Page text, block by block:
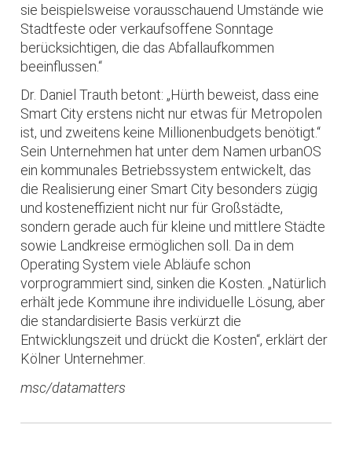
sie beispielsweise vorausschauend Umstände wie
Stadtfeste oder verkaufsoffene Sonntage
berücksichtigen, die das Abfallaufkommen
beeinflussen.“
Dr. Daniel Trauth betont: „Hürth beweist, dass eine
Smart City erstens nicht nur etwas für Metropolen
ist, und zweitens keine Millionenbudgets benötigt.“
Sein Unternehmen hat unter dem Namen urbanOS
ein kommunales Betriebssystem entwickelt, das
die Realisierung einer Smart City besonders zügig
und kosteneffizient nicht nur für Großstädte,
sondern gerade auch für kleine und mittlere Städte
sowie Landkreise ermöglichen soll. Da in dem
Operating System viele Abläufe schon
vorprogrammiert sind, sinken die Kosten. „Natürlich
erhält jede Kommune ihre individuelle Lösung, aber
die standardisierte Basis verkürzt die
Entwicklungszeit und drückt die Kosten“, erklärt der
Kölner Unternehmer.
msc/datamatters